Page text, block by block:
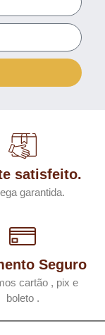
satisfeito.
garantida.
Seguro
cartão , pix e
boleto .